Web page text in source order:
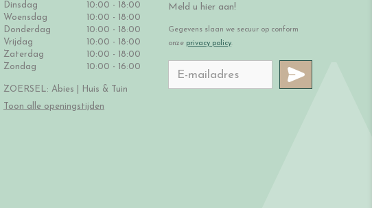
Dinsdag
10:00 - 18:00
Woensdag
10:00 - 18:00
Donderdag
10:00 - 18:00
Vrijdag
10:00 - 18:00
Zaterdag
10:00 - 18:00
Zondag
10:00 - 16:00
ZOERSEL: Abies | Huis & Tuin
Toon alle openingstijden
Meld u hier aan!
Gegevens slaan we secuur op conform
onze privacy policy.